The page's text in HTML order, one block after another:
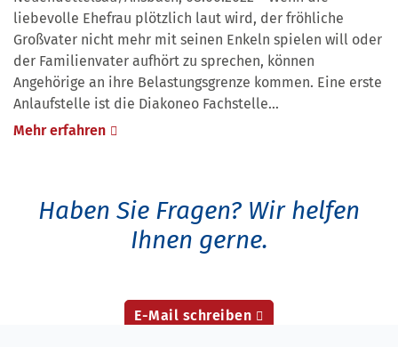
liebevolle Ehefrau plötzlich laut wird, der fröhliche
Großvater nicht mehr mit seinen Enkeln spielen will oder
der Familienvater aufhört zu sprechen, können
Angehörige an ihre Belastungsgrenze kommen. Eine erste
Anlaufstelle ist die Diakoneo Fachstelle…
Mehr erfahren
Haben Sie Fragen? Wir helfen
Ihnen gerne.
E-Mail schreiben